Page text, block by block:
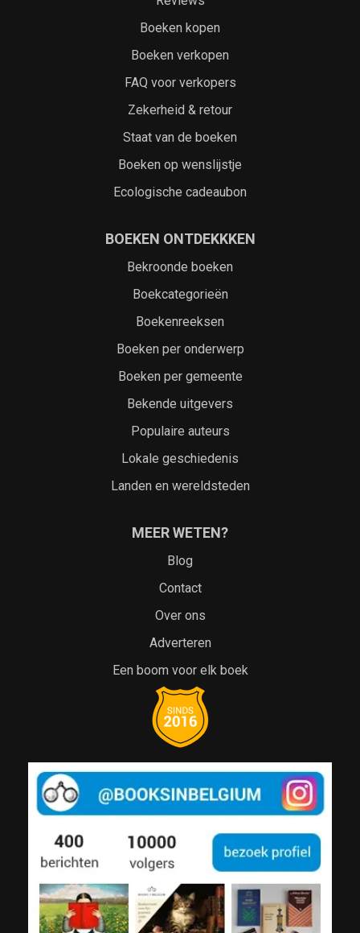
Boeken kopen
Boeken verkopen
FAQ voor verkopers
Zekerheid & retour
Staat van de boeken
Boeken op wenslijstje
Ecologische cadeaubon
BOEKEN ONTDEKKKEN
Bekroonde boeken
Boekcategorieën
Boekenreeksen
Boeken per onderwerp
Boeken per gemeente
Bekende uitgevers
Populaire auteurs
Lokale geschiedenis
Landen en wereldsteden
MEER WETEN?
Blog
Contact
Over ons
Adverteren
Een boom voor elk boek